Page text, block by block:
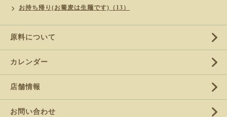
お持ち帰り(お蕎麦は生麺です)（13）
原料について
カレンダー
店舗情報
お問い合わせ